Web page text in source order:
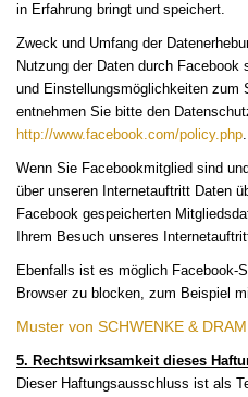
in Erfahrung bringt und speichert.
Zweck und Umfang der
Nutzung der Daten durch
und Einstellungsmöglichkeiten zum
entnehmen Sie bitte den
http://www.facebook.com/policy.php.
Wenn Sie Facebookmitglied sind
über unseren Internetauftritt Daten
Facebook gespeicherten
Ihrem Besuch unseres
Ebenfalls ist es möglich Facebook-
Browser zu blocken, zum Beispiel
Muster von SCHWENKE &
5. Rechtswirksamkeit dieses
Dieser Haftungsausschluss ist als